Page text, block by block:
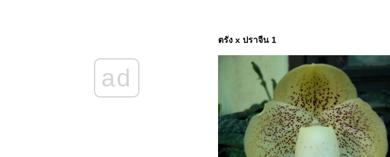
รองเท้านารีเหลืองกระบี่ ต้นกระบี่
รองเท้านารีเหลืองกระบี่ ต้นสนธยา
ad
ตรัง x ปราจีน 1